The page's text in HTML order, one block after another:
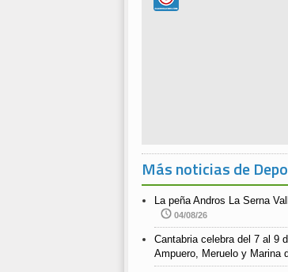
Más noticias de
La peña Andros La Serna
04/08/26
Cantabria celebra del 7 al 9
Ampuero, Meruelo y Marina